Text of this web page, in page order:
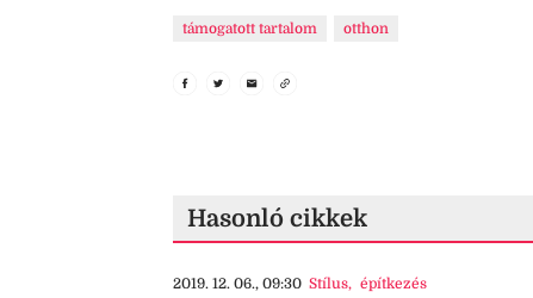
támogatott tartalom otthon
Hasonló cikkek
2019. 12. 06., 09:30 Stílus, építkezés